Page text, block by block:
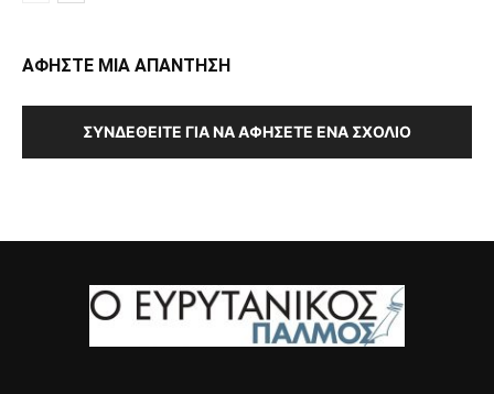
ΑΦΗΣΤΕ ΜΙΑ ΑΠΑΝΤΗΣΗ
ΣΥΝΔΕΘΕΊΤΕ ΓΙΑ ΝΑ ΑΦΉΣΕΤΕ ΈΝΑ ΣΧΌΛΙΟ